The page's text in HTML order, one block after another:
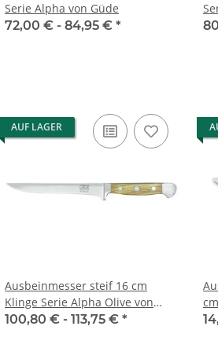
Serie Alpha von Güde
72,00 € - 84,95 € *
AUF LAGER
Ausbeinmesser steif 16 cm
Klinge Serie Alpha Olive von
Güde
100,80 € - 113,75 € *
cm